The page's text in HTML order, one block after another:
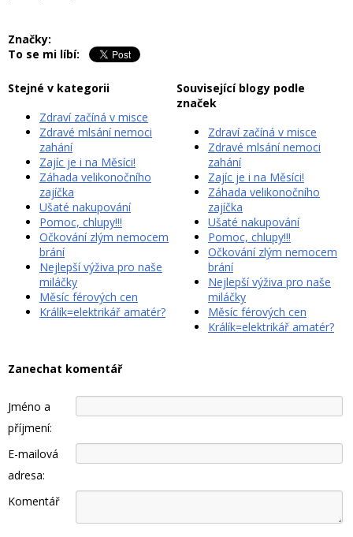
Značky:
To se mi líbí:
Stejné v kategorii
Zdraví začíná v misce
Zdravé mlsání nemoci
zahání
Zajíc je i na Měsíci!
Záhada velikonočního
zajíčka
Ušaté nakupování
Pomoc, chlupy!!!
Očkování zlým nemocem
brání
Nejlepší výživa pro naše
miláčky
Měsíc férových cen
Králík=elektrikář amatér?
Související blogy podle
značek
Zdraví začíná v misce
Zdravé mlsání nemoci
zahání
Zajíc je i na Měsíci!
Záhada velikonočního
zajíčka
Ušaté nakupování
Pomoc, chlupy!!!
Očkování zlým nemocem
brání
Nejlepší výživa pro naše
miláčky
Měsíc férových cen
Králík=elektrikář amatér?
Zanechat komentář
Jméno a
příjmení:
E-mailová
adresa:
Komentář